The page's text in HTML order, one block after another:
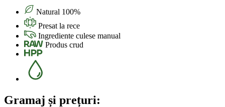
Natural 100%
Presat la rece
Ingrediente culese manual
Produs crud
Gramaj și prețuri: